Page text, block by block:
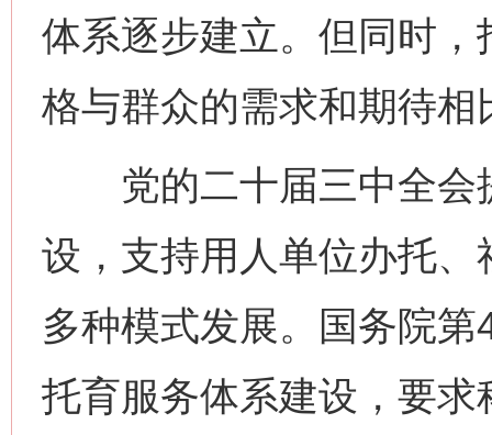
体系逐步建立。但同时
格与群众的需求和期待
党的二十届三中全会
设，支持用人单位办托
多种模式发展。国务院
托育服务体系建设，要